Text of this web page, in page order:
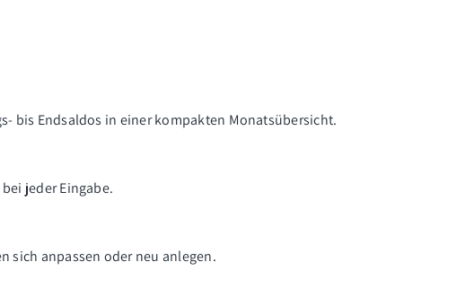
bis Endsaldos in einer kompakten Monatsübersicht.
jeder Eingabe.
sich anpassen oder neu anlegen.